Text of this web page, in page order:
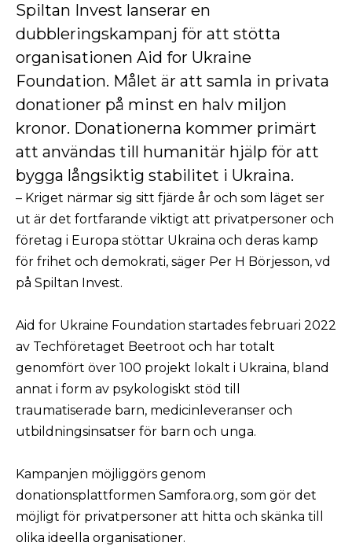
Spiltan Invest lanserar en
dubbleringskampanj för att stötta
organisationen Aid for Ukraine
Foundation. Målet är att samla in privata
donationer på minst en halv miljon
kronor. Donationerna kommer primärt
att användas till humanitär hjälp för att
bygga långsiktig stabilitet i Ukraina.
– Kriget närmar sig sitt fjärde år och som läget ser
ut är det fortfarande viktigt att privatpersoner och
företag i Europa stöttar Ukraina och deras kamp
för frihet och demokrati, säger Per H Börjesson, vd
på Spiltan Invest.
Aid for Ukraine Foundation startades februari 2022
av Techföretaget Beetroot och har totalt
genomfört över 100 projekt lokalt i Ukraina, bland
annat i form av psykologiskt stöd till
traumatiserade barn, medicinleveranser och
utbildningsinsatser för barn och unga.
Kampanjen möjliggörs genom
donationsplattformen Samfora.org, som gör det
möjligt för privatpersoner att hitta och skänka till
olika ideella organisationer.